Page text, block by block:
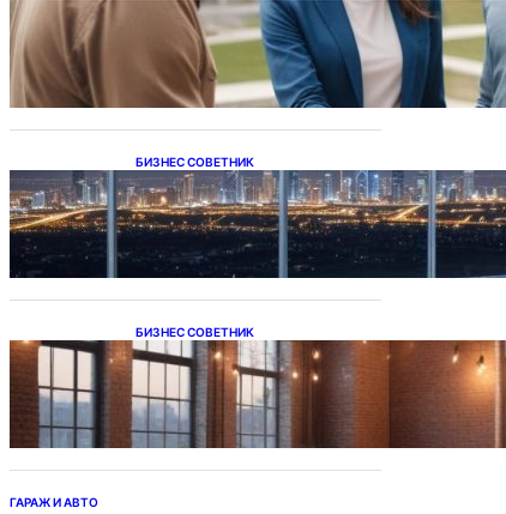
Ипотека на новостройки
при оформлении
напрямую у застройщика
БИЗНЕС СОВЕТНИК
Каталог светодиодных
светильников и LED-
освещения в Казахстане
БИЗНЕС СОВЕТНИК
Подвесные светодиодные
светильники на тросе
ГАРАЖ И АВТО